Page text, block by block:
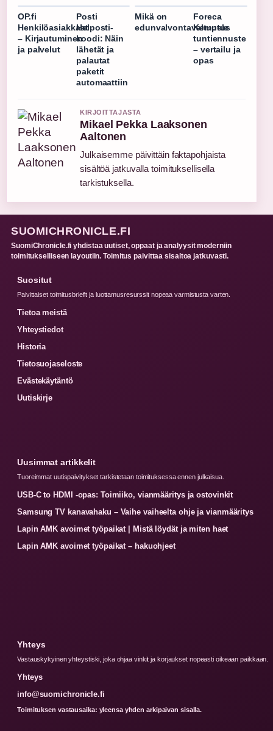
OP.fi
Henkilöasiakkaat
– Kirjautuminen
ja palvelut
Posti
Helposti-
koodi: Näin
lähetät ja
palautat
paketit
automaattiin
Mikä on
edunvalvontavaltuutus
Foreca
Kempele
tuntiennuste
– vertailu ja
opas
KIRJOITTAJASTA
Mikael Pekka Laaksonen
Aaltonen
Julkaisemme päivittäin faktapohjaista
sisältöä jatkuvalla toimituksellisella
tarkistuksella.
SUOMICHRONICLE.FI
SuomiChronicle.fi yhdistaa uutiset, oppaat ja analyysit moderniin
toimitukselliseen layoutiin. Toimitus paivittaa sisaltoa jatkuvasti.
Suositut
Paivittaiset toimitusbriefit ja luottamusresurssit nopeaa varmistusta varten.
Tietoa meistä
Yhteystiedot
Historia
Tietosuojaseloste
Evästekäytäntö
Uutiskirje
Uusimmat artikkelit
Tuoreimmat uutispaivitykset tarkistetaan toimituksessa ennen julkaisua.
USB-C to HDMI -opas: Toimiiko, vianmääritys ja ostovinkit
Samsung TV kanavahaku – Vaihe vaiheelta ohje ja vianmääritys
Lapin AMK avoimet työpaikat | Mistä löydät ja miten haet
Lapin AMK avoimet työpaikat – hakuohjeet
Yhteys
Vastauskykyinen yhteystiski, joka ohjaa vinkit ja korjaukset nopeasti oikeaan paikkaan.
Yhteys
info@suomichronicle.fi
Toimituksen vastausaika: yleensa yhden arkipaivan sisalla.